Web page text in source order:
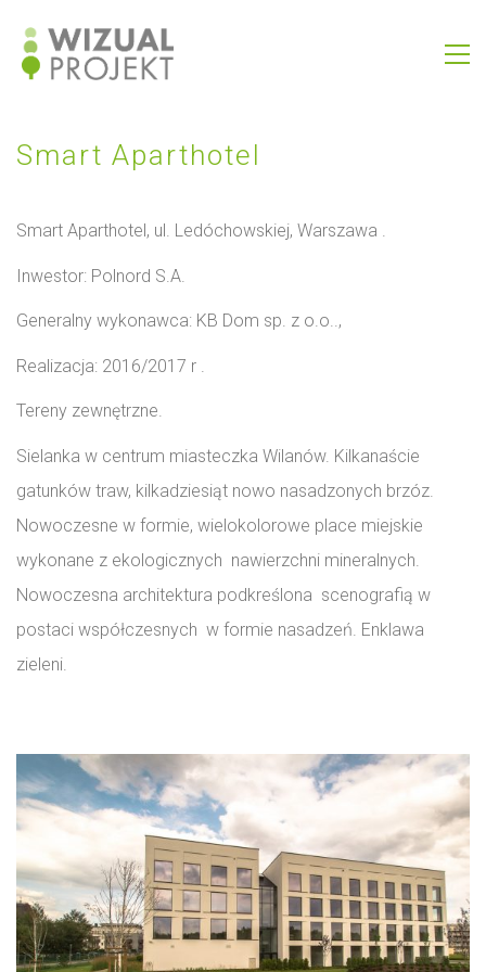
Smart Aparthotel
Smart Aparthotel, ul. Ledóchowskiej, Warszawa .
Inwestor: Polnord S.A.
Generalny wykonawca: KB Dom sp. z o.o..,
Realizacja: 2016/2017 r
Tereny zewnętrzne.
Sielanka w centrum miasteczka Wilanów. Kilkanaście
gatunków traw, kilkadziesiąt nowo nasadzonych brzóz.
Nowoczesne w formie, wielokolorowe place miejskie
wykonane z ekologicznych nawierzchni mineralnych.
Nowoczesna architektura podkreślona scenografią w
postaci współczesnych w formie nasadzeń. Enklawa
zieleni.